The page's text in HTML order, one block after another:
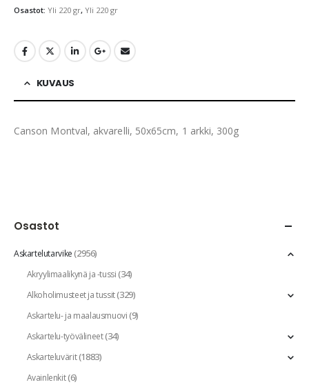
Osastot: Yli 220 gr, Yli 220 gr
KUVAUS
Canson Montval, akvarelli, 50x65cm, 1 arkki, 300g
Osastot
Askartelutarvike(2956)
Akryylimaalikynä ja -tussi(34)
Alkoholimusteet ja tussit(329)
Askartelu- ja maalausmuovi(9)
Askartelu-työvälineet(34)
Askarteluvärit(1883)
Avainlenkit(6)